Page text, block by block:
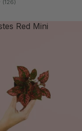
(126)
Red Mini